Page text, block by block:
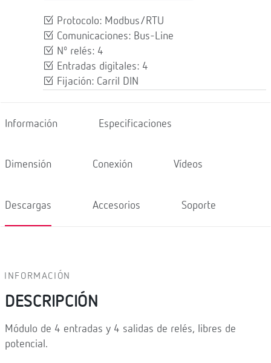
Protocolo: Modbus/RTU
Comunicaciones: Bus-Line
Nº relés: 4
Entradas digitales: 4
Fijación: Carril DIN
Información Especificaciones
Dimensión Conexión Vídeos
Descargas Accesorios Soporte
INFORMACIÓN
DESCRIPCIÓN
Módulo de 4 entradas y 4 salidas de relés, libres de
potencial.